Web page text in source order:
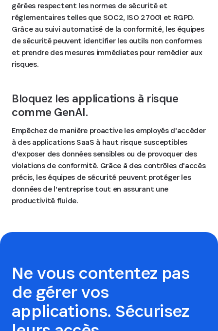
gérées respectent les normes de sécurité et
réglementaires telles que SOC2, ISO 27001 et RGPD.
Grâce au suivi automatisé de la conformité, les équipes
de sécurité peuvent identifier les outils non conformes
et prendre des mesures immédiates pour remédier aux
risques.
Bloquez les applications à risque
comme GenAI.
Empêchez de manière proactive les employés d'accéder
à des applications SaaS à haut risque susceptibles
d'exposer des données sensibles ou de provoquer des
violations de conformité. Grâce à des contrôles d'accès
précis, les équipes de sécurité peuvent protéger les
données de l'entreprise tout en assurant une
productivité fluide.
Ne vous contentez pas
de gérer vos
applications. Sécurisez